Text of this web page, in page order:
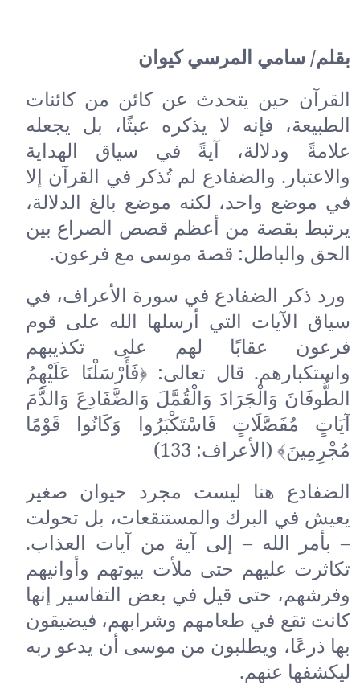
بقلم/ سامي المرسي كيوان
القرآن حين يتحدث عن كائن من كائنات
الطبيعة، فإنه لا يذكره عبثًا، بل يجعله
علامةً ودلالة، آيةً في سياق الهداية
والاعتبار. والضفادع لم تُذكر في القرآن إلا
في موضع واحد، لكنه موضع بالغ الدلالة،
يرتبط بقصة من أعظم قصص الصراع بين
الحق والباطل: قصة موسى مع فرعون.
ورد ذكر الضفادع في سورة الأعراف، في
سياق الآيات التي أرسلها الله على قوم
فرعون عقابًا لهم على تكذيبهم
واستكبارهم. قال تعالى: ﴿فَأَرْسَلْنَا عَلَيْهِمُ
الطُّوفَانَ وَالْجَرَادَ وَالْقُمَّلَ وَالضَّفَادِعَ وَالدَّمَ
آيَاتٍ مُفَصَّلَاتٍ فَاسْتَكْبَرُوا وَكَانُوا قَوْمًا
مُجْرِمِينَ﴾ (الأعراف: 133)
الضفادع هنا ليست مجرد حيوان صغير
يعيش في البرك والمستنقعات، بل تحولت
– بأمر الله – إلى آية من آيات العذاب.
تكاثرت عليهم حتى ملأت بيوتهم وأوانيهم
وفرشهم، حتى قيل في بعض التفاسير إنها
كانت تقع في طعامهم وشرابهم، فيضيقون
بها ذرعًا، ويطلبون من موسى أن يدعو ربه
ليكشفها عنهم.